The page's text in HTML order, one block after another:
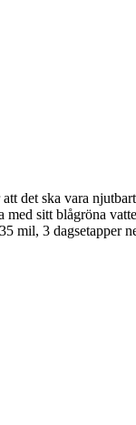
det ska vara
med sitt blågröna
mil, 3 dagsetapper